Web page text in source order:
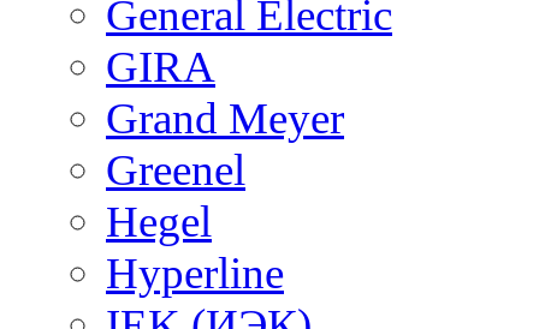
General Electric
GIRA
Grand Meyer
Greenel
Hegel
Hyperline